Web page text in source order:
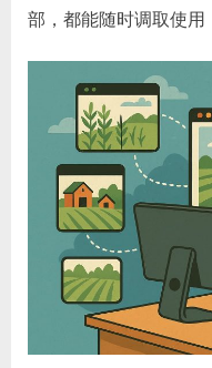
部，都能随时调取使用